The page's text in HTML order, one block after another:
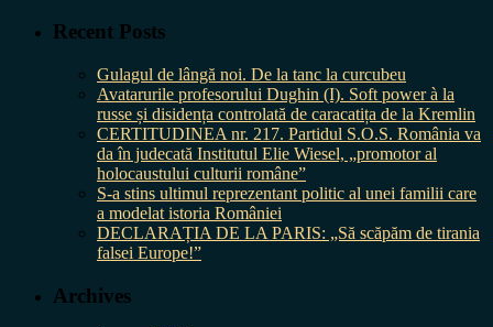
Recent Posts
Gulagul de lângă noi. De la tanc la curcubeu
Avatarurile profesorului Dughin (I). Soft power à la
russe și disidența controlată de caracatița de la Kremlin
CERTITUDINEA nr. 217. Partidul S.O.S. România va
da în judecată Institutul Elie Wiesel, „promotor al
holocaustului culturii române”
S-a stins ultimul reprezentant politic al unei familii care
a modelat istoria României
DECLARAȚIA DE LA PARIS: „Să scăpăm de tirania
falsei Europe!”
Archives